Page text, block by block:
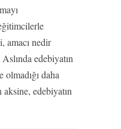
amacı nedir
edebiyatın
daha
edebiyatın